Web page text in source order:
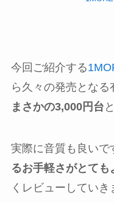
今回ご紹介する
ら久々の発売とな
まさかの3,000円台
実際に音質も良いで
るお手軽さがとても
くレビューしていき